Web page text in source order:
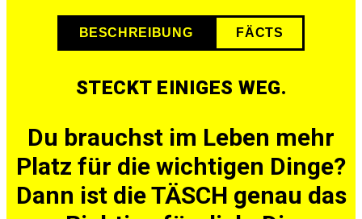
BESCHREIBUNG FÄCTS
STECKT EINIGES WEG.
Du brauchst im Leben mehr
Platz für die wichtigen Dinge?
Dann ist die TÄSCH genau das